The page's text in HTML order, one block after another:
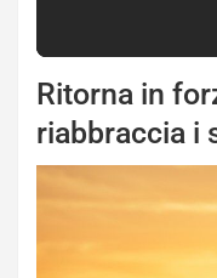
Ritorna in
riabbraccia i